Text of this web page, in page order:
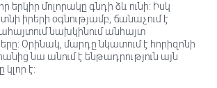
երկիր մոլորակը գնդի ձև ունի: Իսկ
իրերի օգնությամբ, ճանաչում է
նախկինում անհայտ
Օրինակ, մարդը նկատում է հորիզոնի
նա անում է ենթադրություն այն
կլոր է: